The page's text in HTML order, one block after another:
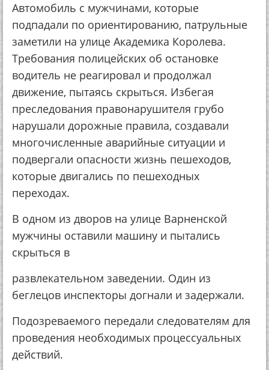
Автомобиль с мужчинами, которые
подпадали по ориентированию, патрульные
заметили на улице Академика Королева.
Требования полицейских об остановке
водитель не реагировал и продолжал
движение, пытаясь скрыться. Избегая
преследования правонарушителя грубо
нарушали дорожные правила, создавали
многочисленные аварийные ситуации и
подвергали опасности жизнь пешеходов,
которые двигались по пешеходных
переходах.
В одном из дворов на улице Варненской
мужчины оставили машину и пытались
скрыться в
развлекательном заведении. Один из
беглецов инспекторы догнали и задержали.
Подозреваемого передали следователям для
проведения необходимых процессуальных
действий.